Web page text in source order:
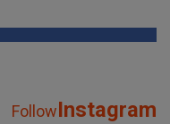
FollowInstagram